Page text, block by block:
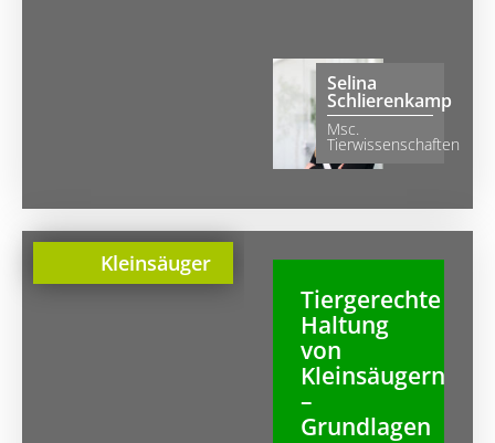
Selina
Schlierenkamp
Msc.
Tierwissenschaften
Kleinsäuger
Tiergerechte
Haltung
von
Kleinsäugern
–
Grundlagen